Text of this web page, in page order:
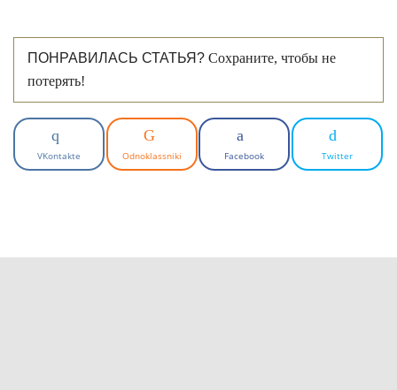
ПОНРАВИЛАСЬ СТАТЬЯ? Сохраните, чтобы не
потерять!
VKontakte Odnoklassniki Facebook Twitter